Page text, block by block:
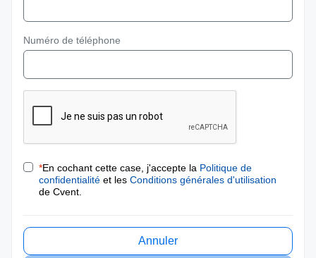
Numéro de téléphone
*En cochant cette case, j'accepte la Politique de
confidentialité et les Conditions générales d'utilisation
de Cvent.
Annuler